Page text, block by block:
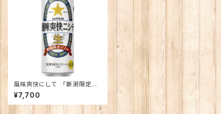
風味爽快にして 「新潟限定ビ
イル」500缶 1ケース【定期便】
¥7,700